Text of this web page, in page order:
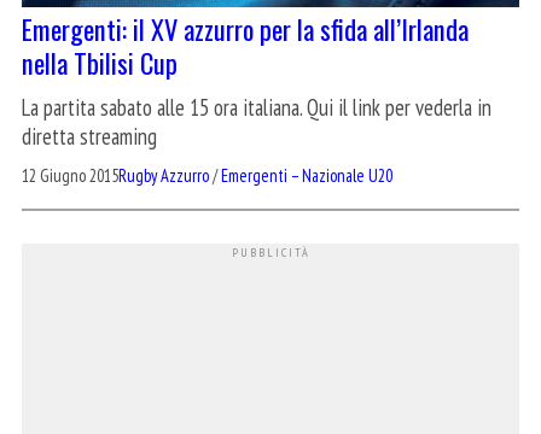
Emergenti: il XV azzurro per la sfida all’Irlanda
nella Tbilisi Cup
La partita sabato alle 15 ora italiana. Qui il link per vederla in
diretta streaming
12 Giugno 2015Rugby Azzurro/Emergenti – Nazionale U20